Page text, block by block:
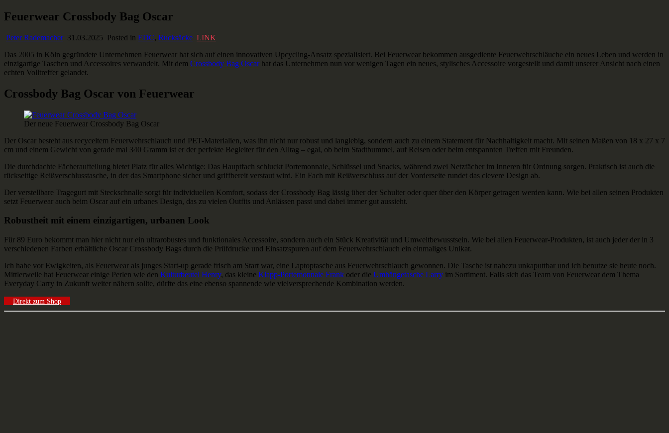
Skip
to
Ausstaffiert
Gear und Gadgets zum Verlieben
Feuerwear Crossbody Bag Oscar
Peter Rademacher 31.03.2025 Posted in EDC, Rucksäcke LINK
Das 2005 in Köln gegründete Unternehmen Feuerwear hat sich auf einen innovativen Upcycling-Ansatz spezialisiert. Bei Feuerwear bekommen ausgediente Feuerwehrschläuche ein neues Leben und werden in
einzigartige Taschen und Accessoires verwandelt. Mit dem Crossbody Bag Oscarhat das Unternehmen nun vor wenigen Tagen ein neues, stylisches Accessoire vorgestellt und damit unserer Ansicht nach einen
echten Volltreffer gelandet.
Crossbody Bag Oscar von Feuerwear
Der neue Feuerwear Crossbody Bag Oscar
Der Oscar besteht aus recyceltem Feuerwehrschlauch und PET-Materialien, was ihn nicht nur robust und langlebig, sondern auch zu einem Statement für Nachhaltigkeit macht. Mit seinen Maßen von 18 x 27 x 7
cm und einem Gewicht von gerade mal 340 Gramm ist er der perfekte Begleiter für den Alltag – egal, ob beim Stadtbummel, auf Reisen oder beim entspannten Treffen mit Freunden.
Die durchdachte Fächeraufteilung bietet Platz für alles Wichtige: Das Hauptfach schluckt Portemonnaie, Schlüssel und Snacks, während zwei Netzfächer im Inneren für Ordnung sorgen. Praktisch ist auch die
rückseitige Reißverschlusstasche, in der das Smartphone sicher und griffbereit verstaut wird. Ein Fach mit Reißverschluss auf der Vorderseite rundet das clevere Design ab.
Der verstellbare Tragegurt mit Steckschnalle sorgt für individuellen Komfort, sodass der Crossbody Bag lässig über der Schulter oder quer über den Körper getragen werden kann. Wie bei allen seinen Produkten
setzt Feuerwear auch beim Oscar auf ein urbanes Design, das zu vielen Outfits und Anlässen passt und dabei immer gut aussieht.
Robustheit mit einem einzigartigen, urbanen Look
Für 89 Euro bekommt man hier nicht nur ein ultrarobustes und funktionales Accessoire, sondern auch ein Stück Kreativität und Umweltbewusstsein. Wie bei allen Feuerwear-Produkten, ist auch jeder der in 3
verschiedenen Farben erhältliche Oscar Crossbody Bags durch die Prüfdrucke und Einsatzspuren auf dem Feuerwehrschlauch ein einmaliges Unikat.
Ich habe vor Ewigkeiten, als Feuerwear als junges Start-up gerade frisch am Start war, eine Laptoptasche aus Feuerwehrschlauch gewonnen. Die Tasche ist nahezu unkaputtbar und ich benutze sie heute noch.
Mittlerweile hat Feuerwear einige Perlen wie den Kulturbeutel Henry, das kleine Klapp-Portemonnaie Frank oder die Umhängetasche Larry im Sortiment. Falls sich das Team von Feuerwear dem Thema
Everyday Carry in Zukunft weiter nähern sollte, dürfte das eine ebenso spannende wie vielversprechende Kombination werden.
Direkt zum Shop